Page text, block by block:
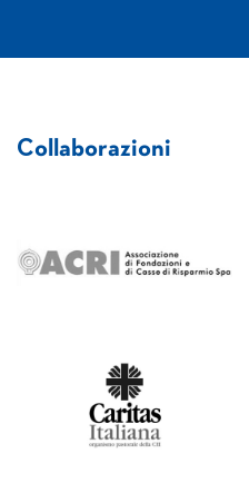
Collaborazioni